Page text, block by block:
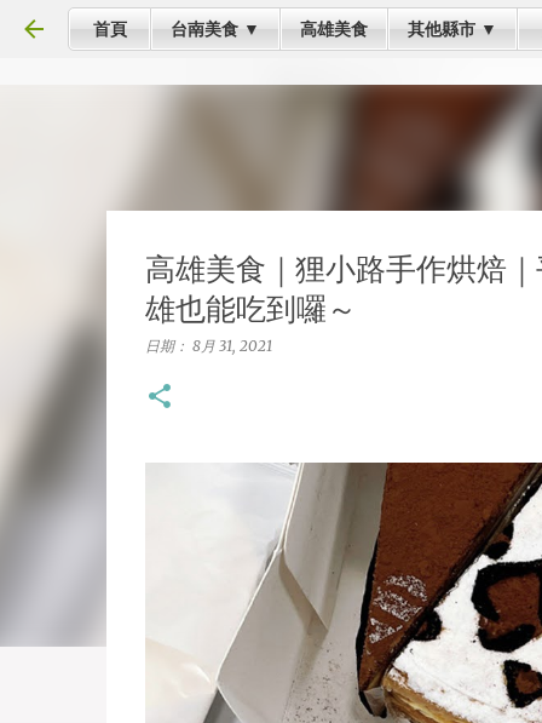
首頁 台南美食 ▼ 高雄美食 其他縣市 ▼
高雄美食｜狸小路手作烘焙
雄也能吃到囉～
日期： 8月 31, 2021